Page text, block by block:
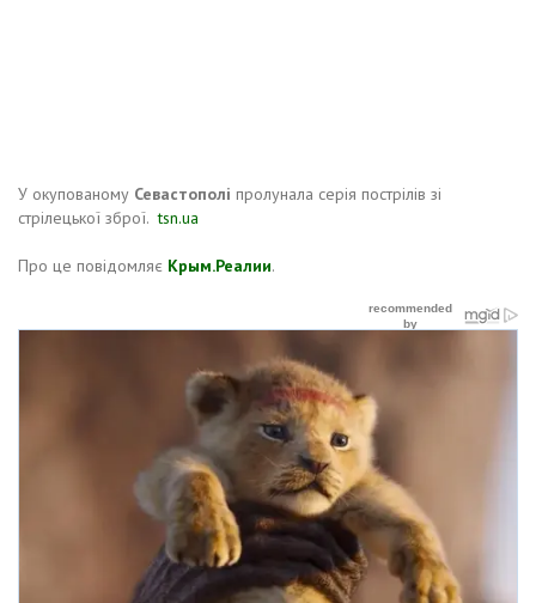
У окупованому Севастополі пролунала серія пострілів зі
стрілецької зброї.tsn.ua
Про це повідомляє Крым.Реалии.